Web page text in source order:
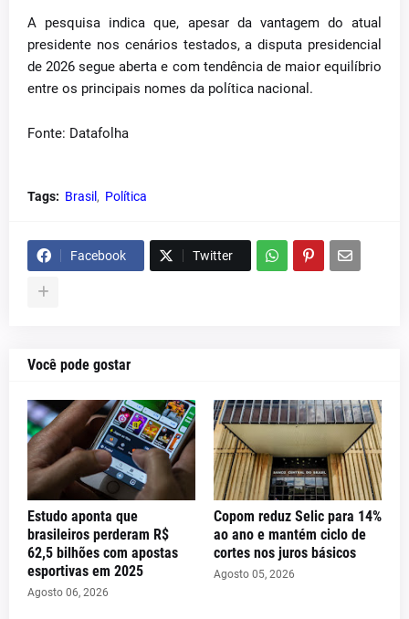
A pesquisa indica que, apesar da vantagem do atual
presidente nos cenários testados, a disputa presidencial
de 2026 segue aberta e com tendência de maior equilíbrio
entre os principais nomes da política nacional.
Fonte: Datafolha
Tags: Brasil Política
Facebook Twitter
Você pode gostar
Estudo aponta que
brasileiros perderam R$
62,5 bilhões com apostas
esportivas em 2025
Agosto 06, 2026
Copom reduz Selic para 14%
ao ano e mantém ciclo de
cortes nos juros básicos
Agosto 05, 2026